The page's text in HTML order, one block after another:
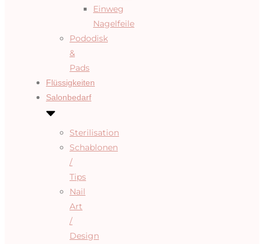
Einweg
Nagelfeile
Pododisk
&
Pads
Flüssigkeiten
Salonbedarf
Sterilisation
Schablonen
/
Tips
Nail
Art
/
Design